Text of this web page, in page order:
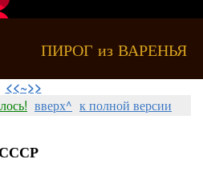
ПИРОГ из ВАРЕНЬЯ
<<~>>
вверх^ к полной версии
СССР